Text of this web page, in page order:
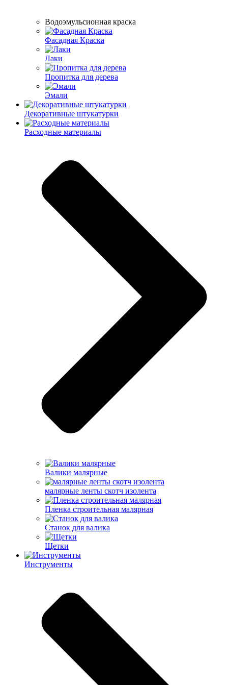
Водоэмульсионная краска
Фасадная Краска
Лаки
Пропитка для дерева
Эмали
Декоративные штукатурки
Расходные материалы
Валики малярные
малярные ленты скотч изолента
Пленка строительная малярная
Станок для валика
Щетки
Инструменты